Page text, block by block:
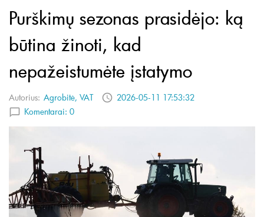
Purškimų sezonas prasidėjo: ką
būtina žinoti, kad
nepažeistumėte įstatymo
Autorius: Agrobitė, VAT
2026-05-11 17:53:32
Komentarai: 0